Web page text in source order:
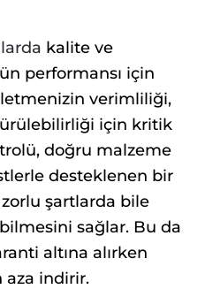
kalite ve
performansı için
verimliliği,
için kritik
doğru malzeme
desteklenen bir
şartlarda bile
sağlar. Bu da
altına alırken
aza indirir.